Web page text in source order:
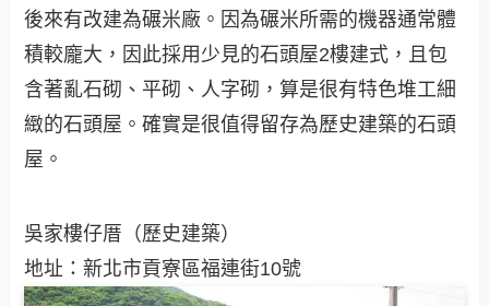
後來有改建為碾米廠。因為碾米所需的機器通常體
積較龐大，因此採用少見的石頭屋2樓建式，且包
含著亂石砌、平砌、人字砌，算是很有特色堆工細
緻的石頭屋。確實是很值得留存為歷史建築的石頭
屋。
吳家樓仔厝（歷史建築）
地址：新北市貢寮區福連街10號